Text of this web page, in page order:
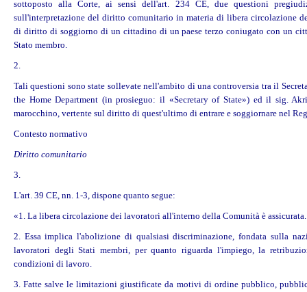
sottoposto alla Corte, ai sensi dell'art. 234 CE, due questioni
sull'interpretazione del diritto comunitario in materia di libera circolazione
di diritto di soggiorno di un cittadino di un paese terzo coniugato con un
Stato membro.
2.
Tali questioni sono state sollevate nell'ambito di una controversia tra il
the Home Department (in prosieguo: il «Secretary of State») ed il sig.
marocchino, vertente sul diritto di quest'ultimo di entrare e soggiornare nel
Contesto normativo
Diritto comunitario
3.
L'art. 39 CE, nn. 1-3, dispone quanto segue:
«1. La libera circolazione dei lavoratori all'interno della Comunità è assicurata.
2. Essa implica l'abolizione di qualsiasi discriminazione, fondata sulla
lavoratori degli Stati membri, per quanto riguarda l'impiego, la
condizioni di lavoro.
3. Fatte salve le limitazioni giustificate da motivi di ordine pubblico,